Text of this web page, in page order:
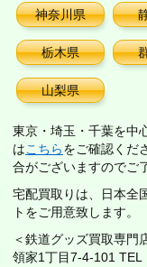
神奈川県
栃木県
山梨県
東京・埼玉・千葉を中
はこちらをご確認くだ
合がございますのでご
宅配買取りは、日本全
トをご用意致します。
＜鉄道グッズ買取専門
領家1丁目7-4-101 TEL